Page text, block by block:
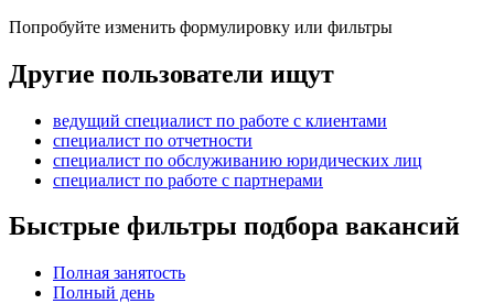
Попробуйте изменить формулировку или фильтры
Другие пользователи ищут
ведущий специалист по работе с клиентами
специалист по отчетности
специалист по обслуживанию юридических лиц
специалист по работе с партнерами
Быстрые фильтры подбора вакансий
Полная занятость
Полный день